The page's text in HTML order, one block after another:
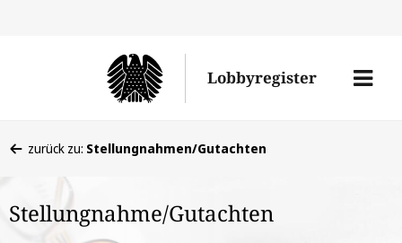
Lobbyregister
Menü
befinden
hier:
zurück zu: Stellungnahmen/Gutachten
Stellungnahme/Gutachten